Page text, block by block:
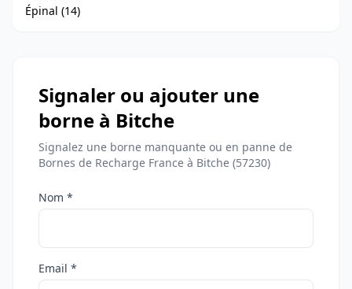
Épinal (14)
Signaler ou ajouter une
borne à Bitche
Signalez une borne manquante ou en panne de
Bornes de Recharge France à Bitche (57230)
Nom *
Email *